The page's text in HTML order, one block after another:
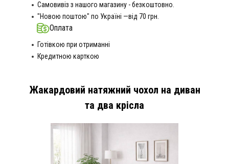
Самовивіз з нашого магазину - безкоштовно.
"Новою поштою" по Україні —від 70 грн.
Оплата
Готівкою при отриманні
Кредитною карткою
Жакардовий натяжний чохол на диван
та два крісла